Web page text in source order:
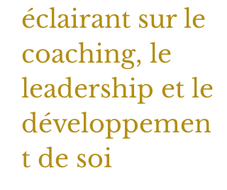
éclairant sur le
coaching, le
leadership et le
développemen
t de soi